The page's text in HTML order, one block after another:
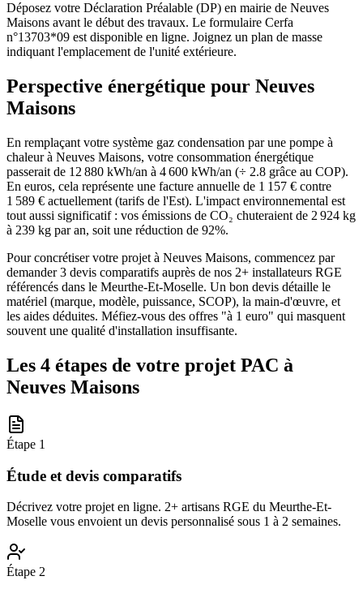
Déposez votre Déclaration Préalable (DP) en mairie de Neuves
Maisons avant le début des travaux. Le formulaire Cerfa
n°13703*09 est disponible en ligne. Joignez un plan de masse
indiquant l'emplacement de l'unité extérieure.
Perspective énergétique pour Neuves
Maisons
En remplaçant votre système gaz condensation par une pompe à
chaleur à Neuves Maisons, votre consommation énergétique
passerait de 12 880 kWh/an à 4 600 kWh/an (÷ 2.8 grâce au COP).
En euros, cela représente une facture annuelle de 1 157 € contre
1 589 € actuellement (tarifs de l'Est). L'impact environnemental est
tout aussi significatif : vos émissions de CO₂ chuteraient de 2 924 kg
à 239 kg par an, soit une réduction de 92%.
Pour concrétiser votre projet à Neuves Maisons, commencez par
demander 3 devis comparatifs auprès de nos 2+ installateurs RGE
référencés dans le Meurthe-Et-Moselle. Un bon devis détaille le
matériel (marque, modèle, puissance, SCOP), la main-d'œuvre, et
les aides déduites. Méfiez-vous des offres "à 1 euro" qui masquent
souvent une qualité d'installation insuffisante.
Les 4 étapes de votre projet PAC à
Neuves Maisons
Étape 1
Étude et devis comparatifs
Décrivez votre projet en ligne. 2+ artisans RGE du Meurthe-Et-
Moselle vous envoient un devis personnalisé sous 1 à 2 semaines.
Étape 2